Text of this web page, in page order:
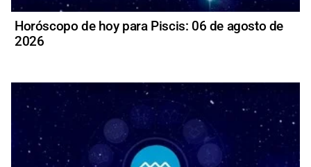
Horóscopo de hoy para Piscis: 06 de agosto de
2026